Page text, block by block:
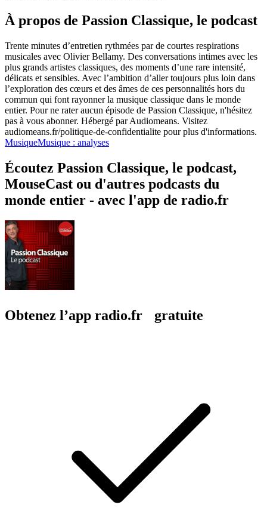
À propos de Passion Classique, le podcast
Trente minutes d’entretien rythmées par de courtes respirations
musicales avec Olivier Bellamy. Des conversations intimes avec les
plus grands artistes classiques, des moments d’une rare intensité,
délicats et sensibles. Avec l’ambition d’aller toujours plus loin dans
l’exploration des cœurs et des âmes de ces personnalités hors du
commun qui font rayonner la musique classique dans le monde
entier. Pour ne rater aucun épisode de Passion Classique, n'hésitez
pas à vous abonner. Hébergé par Audiomeans. Visitez
audiomeans.fr/politique-de-confidentialite pour plus d'informations.
MusiqueMusique : analyses
Écoutez Passion Classique, le podcast,
MouseCast ou d'autres podcasts du
monde entier - avec l'app de radio.fr
Obtenez l’app radio.fr gratuite